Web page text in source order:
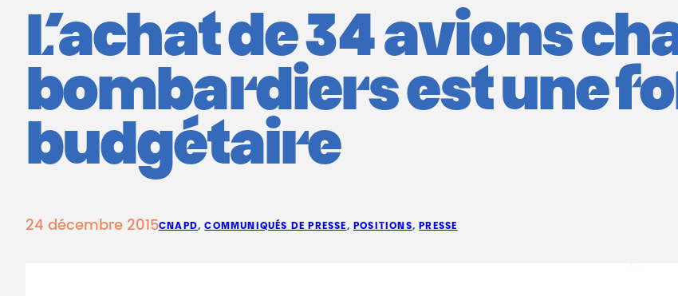
L’achat de 34 avions
bombardiers est une
budgétaire
24 décembre 2015CNAPD, COMMUNIQUÉS DE PRESSE, POSITIONS, PRESSE